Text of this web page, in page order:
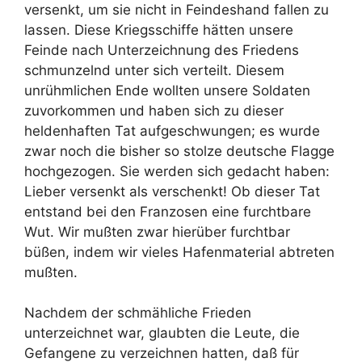
versenkt, um sie nicht in Feindeshand fallen zu
lassen. Diese Kriegsschiffe hätten unsere
Feinde nach Unterzeichnung des Friedens
schmunzelnd unter sich verteilt. Diesem
unrühmlichen Ende wollten unsere Soldaten
zuvorkommen und haben sich zu dieser
heldenhaften Tat aufgeschwungen; es wurde
zwar noch die bisher so stolze deutsche Flagge
hochgezogen. Sie werden sich gedacht haben:
Lieber versenkt als verschenkt! Ob dieser Tat
entstand bei den Franzosen eine furchtbare
Wut. Wir mußten zwar hierüber furchtbar
büßen, indem wir vieles Hafenmaterial abtreten
mußten.
Nachdem der schmähliche Frieden
unterzeichnet war, glaubten die Leute, die
Gefangene zu verzeichnen hatten, daß für